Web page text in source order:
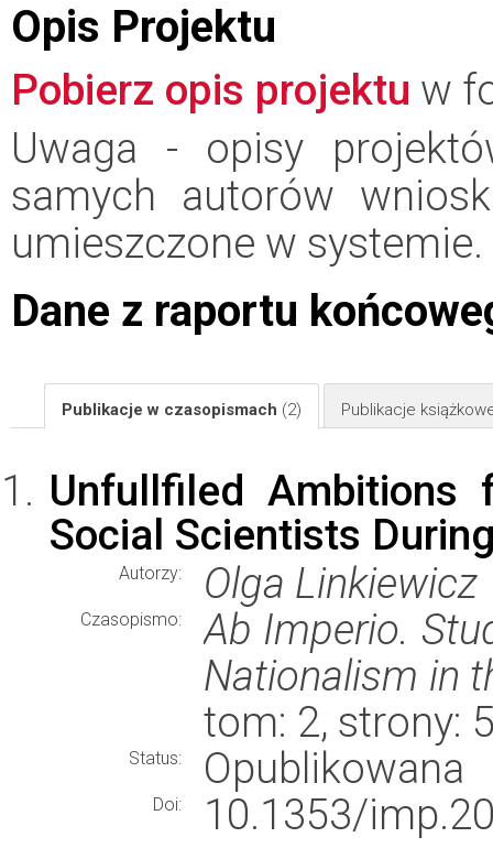
Opis Projektu
Pobierz opis projektu w
Uwaga - opisy
samych autorów
umieszczone w systemie.
Dane z raportu
Publikacje w czasopismach (2) Publikacje
Unfullfiled Ambitions
Social Scientists
Autorzy: Olga Linkiewicz
Czasopismo:
Ab Imperio.
Nationalism in
tom: 2, strony:
Status: Opublikowana
Doi:
10.1353/